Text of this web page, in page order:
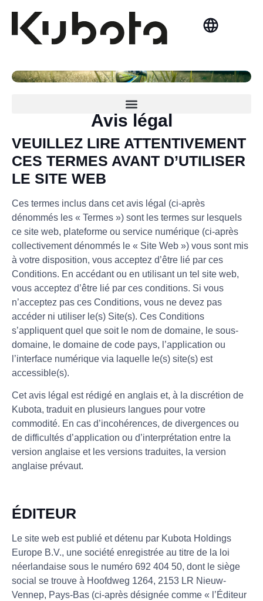
Avis légal
VEUILLEZ LIRE ATTENTIVEMENT
CES TERMES AVANT D’UTILISER
LE SITE WEB
Ces termes inclus dans cet avis légal (ci-après
dénommés les « Termes ») sont les termes sur lesquels
ce site web, plateforme ou service numérique (ci-après
collectivement dénommés le « Site Web ») vous sont mis
à votre disposition, vous acceptez d’être lié par ces
Conditions. En accédant ou en utilisant un tel site web,
vous acceptez d’être lié par ces conditions. Si vous
n’acceptez pas ces Conditions, vous ne devez pas
accéder ni utiliser le(s) Site(s). Ces Conditions
s’appliquent quel que soit le nom de domaine, le sous-
domaine, le domaine de code pays, l’application ou
l’interface numérique via laquelle le(s) site(s) est
accessible(s).
Cet avis légal est rédigé en anglais et, à la discrétion de
Kubota, traduit en plusieurs langues pour votre
commodité. En cas d’incohérences, de divergences ou
de difficultés d’application ou d’interprétation entre la
version anglaise et les versions traduites, la version
anglaise prévaut.
ÉDITEUR
Le site web est publié et détenu par Kubota Holdings
Europe B.V., une société enregistrée au titre de la loi
néerlandaise sous le numéro 692 404 50, dont le siège
social se trouve à Hoofdweg 1264, 2153 LR Nieuw-
Vennep, Pays-Bas (ci-après désignée comme « l’Éditeur